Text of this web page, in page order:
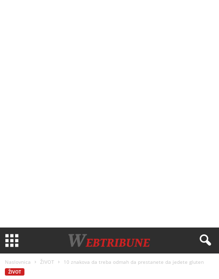
Naslovnica ŽIVOT 10 znakova da treba odmah da prestanete da jedete gluten
ŽIVOT